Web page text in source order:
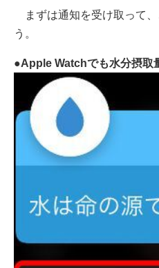
まずは通知を受け取って、
う。
●Apple Watchでも水分摂取